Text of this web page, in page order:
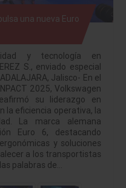
una nueva Euro
y tecnología en
S., enviado especial
Jalisco- En el
2025, Volkswagen
su liderazgo en
la eficiencia operativa, la
La marca alemana
Euro 6, destacando
y soluciones
a los transportistas
palabras de…